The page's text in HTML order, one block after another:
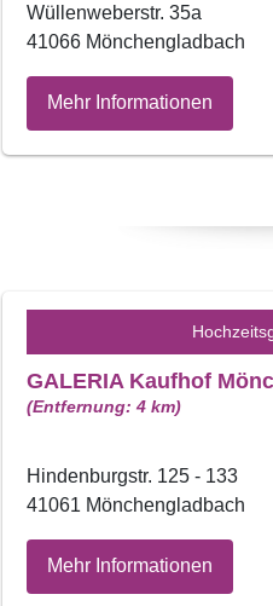
Wüllenweberstr. 35a
41066 Mönchengladbach
Mehr Informationen
GALERIA Kaufhof
(Entfernung: 4 km)
Hindenburgstr. 125 - 133
41061 Mönchengladbach
Mehr Informationen